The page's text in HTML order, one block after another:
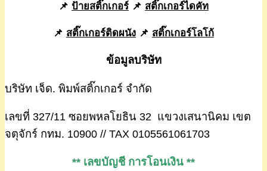
📌 ป้ายสติ๊กเกอร์ 📌 สติ๊กเกอร์ไดคัท
📌 สติ๊กเกอร์ติดผนัง 📌 สติ๊กเกอร์โลโก้
ข้อมูลบริษัท
บริษัท เจ็ด. พิมพ์สติ๊กเกอร์ จำกัด
เลขที่ 327/11 ซอยพหลโยธิน 32 แขวงเสนานิคม เขต
จตุจักร์ กทม. 10900 // TAX 0105561061703
** เลขบัญชี การโอนเงิน **